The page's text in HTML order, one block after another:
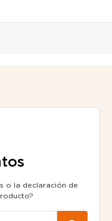
o la declaración de